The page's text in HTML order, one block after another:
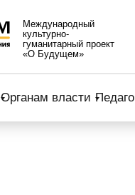
Органам власти
Международный
культурно-
гуманитарный проект
«О Будущем»